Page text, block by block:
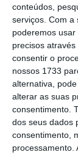
conteúdos,
serviços. Com a
poderemos
precisos
consentir o
nossos 1733
alternativa,
alterar as suas
consentimento.
dos seus dados
consentimento,
processamento.
aumento
aplica-se
integrado
Públicas.